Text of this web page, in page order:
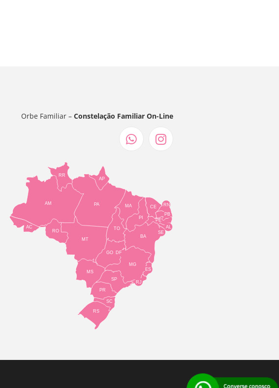
Orbe Familiar –Constelação Familiar On-Line
TO
BA
SE
PE
AL
RN
CE
PI
MA
AP
PA
RR
AM
AC
RO
MT
MS
GO
PR
SC
RS
SP
MG
RJ
ES
DF
PB